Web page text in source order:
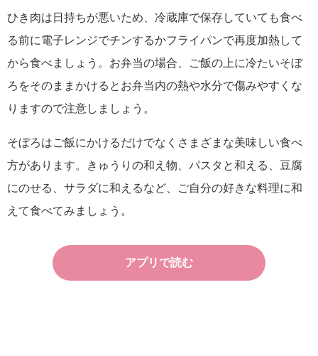
ひき肉は日持ちが悪いため、冷蔵庫で保存していても食べ
る前に電子レンジでチンするかフライパンで再度加熱して
から食べましょう。お弁当の場合、ご飯の上に冷たいそぼ
ろをそのままかけるとお弁当内の熱や水分で傷みやすくな
りますので注意しましょう。
そぼろはご飯にかけるだけでなくさまざまな美味しい食べ
方があります。きゅうりの和え物、パスタと和える、豆腐
にのせる、サラダに和えるなど、ご自分の好きな料理に和
えて食べてみましょう。
アプリで読む